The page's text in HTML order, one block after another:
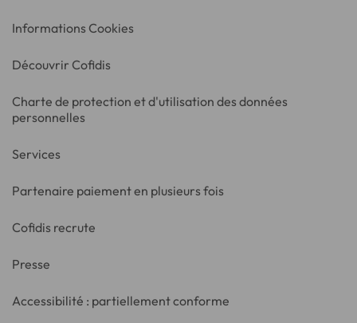
Informations Cookies
Découvrir Cofidis
Charte de protection et d'utilisation des données
personnelles
Services
Partenaire paiement en plusieurs fois
Cofidis recrute
Presse
Accessibilité : partiellement conforme